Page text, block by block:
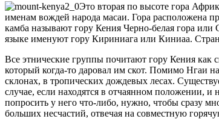
Это вторая по высоте гора
именам вождей народа масаи. Гора расположена
камба называют гору Кения Черно-белая гора
языке именуют гору Кириниага или Киниаа.
Все этнические группы почитают гору Кения как
который когда-то даровал им скот. Помимо Нгаи
склонах, в тропических дождевых лесах.
случае, если находятся в отчаянном положении,
попросить у него что-либо, нужно, чтобы сразу
больших несчастий, отвечая на совместную